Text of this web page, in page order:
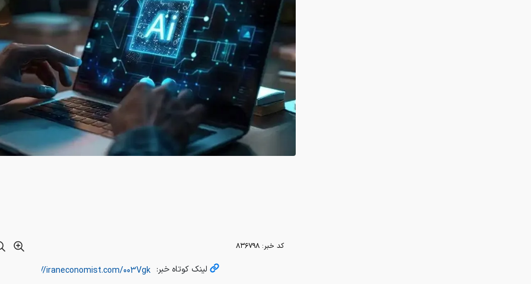
کد خبر: ۸۳۶۷۹۸
لینک کوتاه خبر: